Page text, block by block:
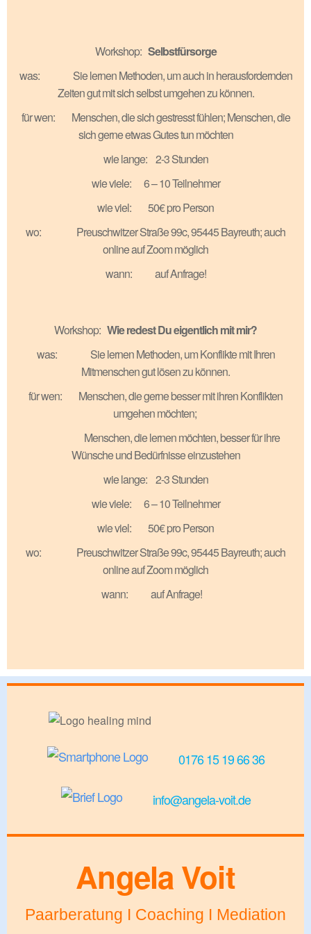
Workshop: Selbstfürsorge
was: Sie lernen Methoden, um auch in herausfordernden
Zeiten gut mit sich selbst umgehen zu können.
für wen: Menschen, die sich gestresst fühlen; Menschen, die
sich gerne etwas Gutes tun möchten
wie lange: 2-3 Stunden
wie viele: 6 – 10 Teilnehmer
wie viel: 50€ pro Person
wo: Preuschwitzer Straße 99c, 95445 Bayreuth; auch
online auf Zoom möglich
wann: auf Anfrage!
Workshop: Wie redest Du eigentlich mit mir?
was: Sie lernen Methoden, um Konflikte mit Ihren
Mitmenschen gut lösen zu können.
für wen: Menschen, die gerne besser mit ihren Konflikten
umgehen möchten;
Menschen, die lernen möchten, besser für ihre
Wünsche und Bedürfnisse einzustehen
wie lange: 2-3 Stunden
wie viele: 6 – 10 Teilnehmer
wie viel: 50€ pro Person
wo: Preuschwitzer Straße 99c, 95445 Bayreuth; auch
online auf Zoom möglich
wann: auf Anfrage!
0176 15 19 66 36
info@angela-voit.de
Angela Voit
Paarberatung I Coaching I Mediation